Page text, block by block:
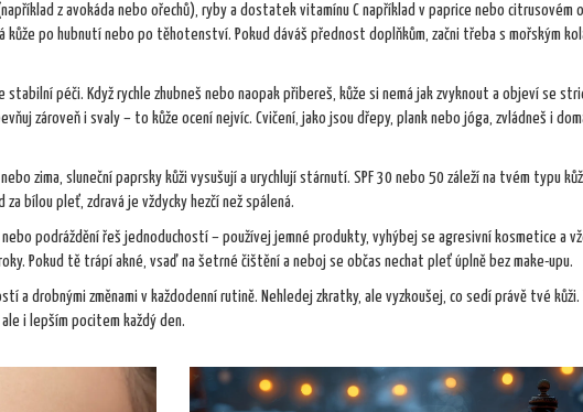
z avokáda nebo ořechů), ryby a dostatek vitamínu C například v paprice nebo citrusovém
kůže po hubnutí nebo po těhotenství. Pokud dáváš přednost doplňkům, začni třeba s mořským
péči. Když rychle zhubneš nebo naopak přibereš, kůže si nemá jak zvyknout a objeví se
zároveň i svaly – to kůže ocení nejvíc. Cvičení, jako jsou dřepy, plank nebo jóga, zvládneš i
zima, sluneční paprsky kůži vysušují a urychlují stárnutí. SPF 30 nebo 50 záleží na tvém typu
bílou pleť, zdravá je vždycky hezčí než spálená.
podráždění řeš jednoduchostí – používej jemné produkty, vyhýbej se agresivní kosmetice a
Pokud tě trápí akné, vsaď na šetrné čištění a neboj se občas nechat pleť úplně bez make-upu.
a drobnými změnami v každodenní rutině. Nehledej zkratky, ale vyzkoušej, co sedí právě tvé kůži.
i lepším pocitem každý den.